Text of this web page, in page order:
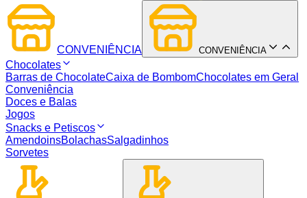
CONVENIÊNCIA CONVENIÊNCIA
Chocolates
Barras de ChocolateCaixa de BombomChocolates em Geral
Conveniência
Doces e Balas
Jogos
Snacks e Petiscos
AmendoinsBolachasSalgadinhos
Sorvetes